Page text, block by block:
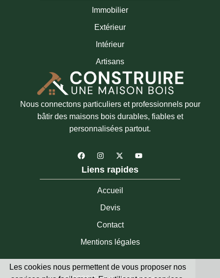
Immobilier
Extérieur
Intérieur
Artisans
Nous connectons particuliers et professionnels pour
bâtir des maisons bois durables, fiables et
personnalisées partout.
F
a
c
e
b
I
n
s
t
a
g
r
a
m
X
-
t
w
i
t
t
r
Y
o
t
u
Liens rapides
Accueil
Devis
Contact
Mentions légales
Les cookies nous permettent de vous proposer nos